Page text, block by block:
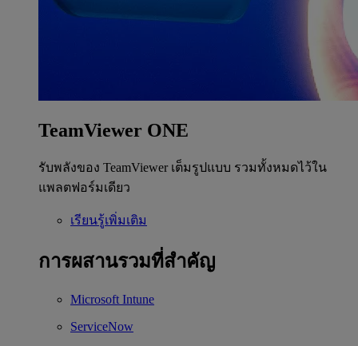
TeamViewer ONE
รับพลังของ TeamViewer เต็มรูปแบบ รวมทั้งหมดไว้ใน
แพลตฟอร์มเดียว
เรียนรู้เพิ่มเติม
การผสานรวมที่สำคัญ
Microsoft Intune
ServiceNow